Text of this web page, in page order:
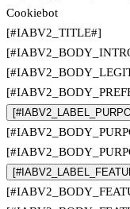
Cookiebot
[#IABV2_TITLE#]